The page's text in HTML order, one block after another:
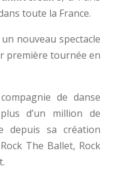
toute la France.
nouveau spectacle
première tournée en
de danse
d’un million de
depuis sa création
The Ballet, Rock